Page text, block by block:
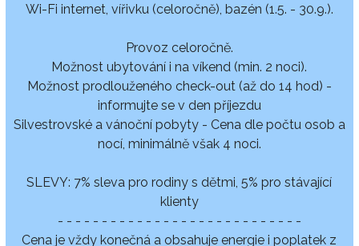
Wi-Fi internet, vířivku (celoročně), bazén (1.5. - 30.9.).
Provoz celoročně.
Možnost ubytování i na víkend (min. 2 noci).
Možnost prodlouženého check-out (až do 14 hod) -
informujte se v den příjezdu
Silvestrovské a vánoční pobyty - Cena dle počtu osob a
nocí, minimálně však 4 noci.
SLEVY: 7% sleva pro rodiny s dětmi, 5% pro stávající
klienty
- - - - - - - - - - - - - - - - - - - - - - - - - - - -
Cena je vždy konečná a obsahuje energie i poplatek z